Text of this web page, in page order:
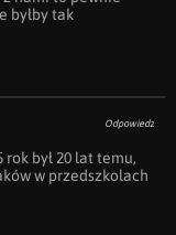
byłby tak
Odpowiedz
rok był 20 lat temu,
w przedszkolach